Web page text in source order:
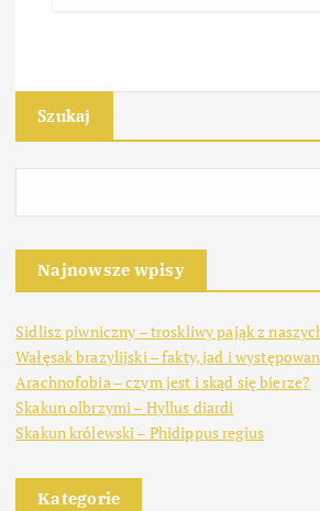
Szukaj
Najnowsze wpisy
Sidlisz piwniczny – troskliwy pająk z
Wałęsak brazylijski – fakty, jad i
Arachnofobia – czym jest i skąd się bierze?
Skakun olbrzymi – Hyllus diardi
Skakun królewski – Phidippus regius
Kategorie